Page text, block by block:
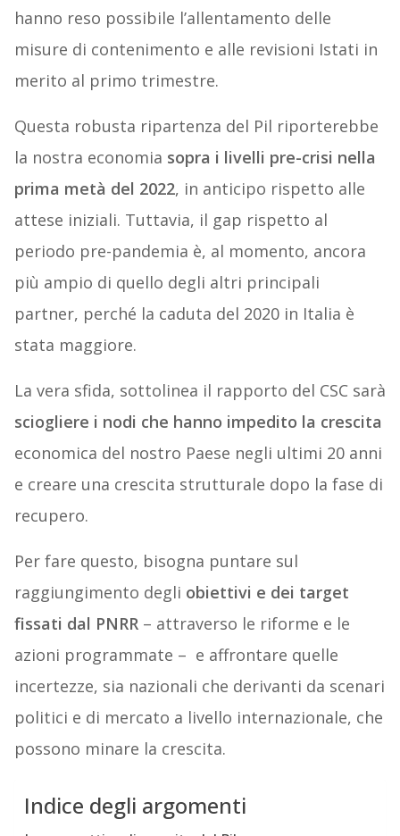
hanno reso possibile l’allentamento delle
misure di contenimento e alle revisioni Istati in
merito al primo trimestre.
Questa robusta ripartenza del Pil riporterebbe
la nostra economia sopra i livelli pre-crisi nella
prima metà del 2022, in anticipo rispetto alle
attese iniziali. Tuttavia, il gap rispetto al
periodo pre-pandemia è, al momento, ancora
più ampio di quello degli altri principali
partner, perché la caduta del 2020 in Italia è
stata maggiore.
La vera sfida, sottolinea il rapporto del CSC sarà
sciogliere i nodi che hanno impedito la crescita
economica del nostro Paese negli ultimi 20 anni
e creare una crescita strutturale dopo la fase di
recupero.
Per fare questo, bisogna puntare sul
raggiungimento degli obiettivi e dei target
fissati dal PNRR– attraverso le riforme e le
azioni programmate – e affrontare quelle
incertezze, sia nazionali che derivanti da scenari
politici e di mercato a livello internazionale, che
possono minare la crescita.
Indice degli argomenti